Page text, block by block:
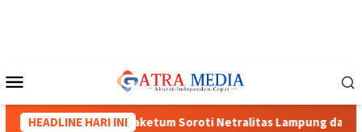
Mobile
HEADLINE HARI INI
Tiga Caketum Soroti Netralitas Lampung dan Dugaan